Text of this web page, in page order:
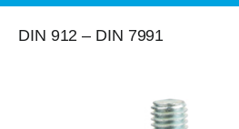
DIN 912 – DIN 7991